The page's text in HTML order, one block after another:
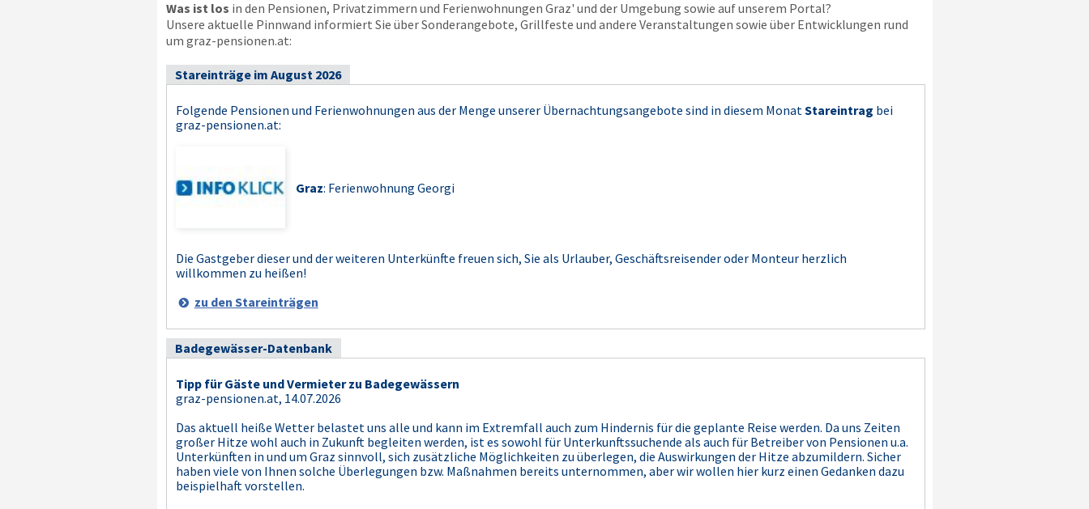
Was ist los in den Pensionen, Privatzimmern und Ferienwohnungen Graz' und der Umgebung sowie auf unserem Portal?
Unsere aktuelle Pinnwand informiert Sie über Sonderangebote, Grillfeste und andere Veranstaltungen sowie über Entwicklungen rund
um graz-pensionen.at:
Stareinträge im August 2026
Folgende Pensionen und Ferienwohnungen aus der Menge unserer Übernachtungsangebote sind in diesem MonatStareintrag bei
graz-pensionen.at:
Graz: Ferienwohnung Georgi
Die Gastgeber dieser und der weiteren Unterkünfte freuen sich, Sie als Urlauber, Geschäftsreisender oder Monteur herzlich
willkommen zu heißen!
zu den Stareinträgen
Badegewässer-Datenbank
Tipp für Gäste und Vermieter zu Badegewässern
graz-pensionen.at, 14.07.2026
Das aktuell heiße Wetter belastet uns alle und kann im Extremfall auch zum Hindernis für die geplante Reise werden. Da uns Zeiten
großer Hitze wohl auch in Zukunft begleiten werden, ist es sowohl für Unterkunftssuchende als auch für Betreiber von Pensionen u.a.
Unterkünften in und um Graz sinnvoll, sich zusätzliche Möglichkeiten zu überlegen, die Auswirkungen der Hitze abzumildern. Sicher
haben viele von Ihnen solche Überlegungen bzw. Maßnahmen bereits unternommen, aber wir wollen hier kurz einen Gedanken dazu
beispielhaft vorstellen.